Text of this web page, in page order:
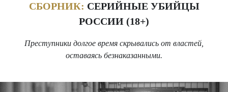
СБОРНИК: СЕРИЙНЫЕ УБИЙЦЫ
РОССИИ (18+)
Преступники долгое время скрывались от властей,
оставаясь безнаказанными.